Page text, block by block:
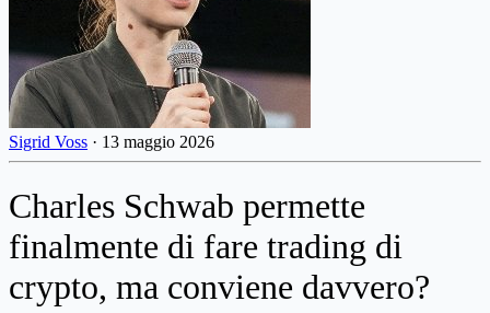
Sigrid Voss · 13 maggio 2026
Charles Schwab permette
finalmente di fare trading di
crypto, ma conviene davvero?